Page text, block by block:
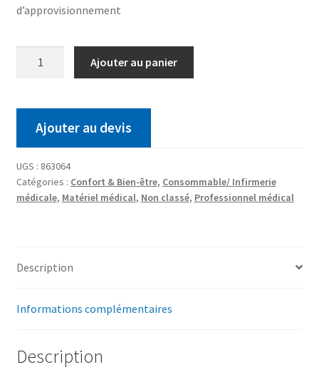
d’approvisionnement
Ajouter au panier
Ajouter au devis
UGS : 863064
Catégories : Confort & Bien-être, Consommable/ Infirmerie
médicale, Matériel médical, Non classé, Professionnel médical
Description
Informations complémentaires
Description